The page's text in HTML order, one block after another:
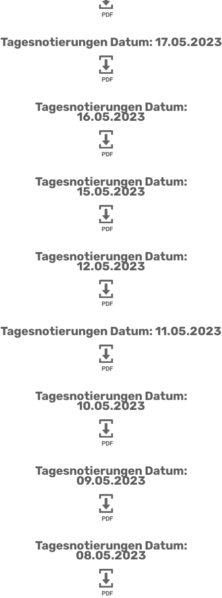
PDF
Tagesnotierungen Datum: 17.05.2023
PDF
Tagesnotierungen Datum:
16.05.2023
PDF
Tagesnotierungen Datum:
15.05.2023
PDF
Tagesnotierungen Datum:
12.05.2023
PDF
Tagesnotierungen Datum: 11.05.2023
PDF
Tagesnotierungen Datum:
10.05.2023
PDF
Tagesnotierungen Datum:
09.05.2023
PDF
Tagesnotierungen Datum:
08.05.2023
PDF